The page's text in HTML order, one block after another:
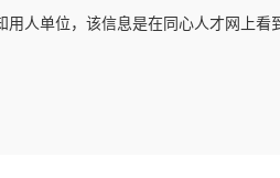
用人单位，该信息是在同心人才网上看